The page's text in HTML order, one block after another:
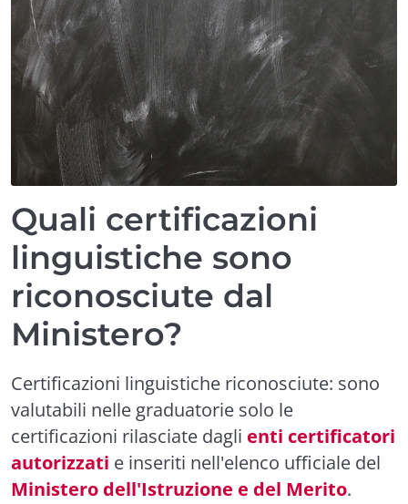
Quali certificazioni
linguistiche sono
riconosciute dal
Ministero?
Certificazioni linguistiche riconosciute: sono
valutabili nelle graduatorie solo le
certificazioni rilasciate dagli enti certificatori
autorizzati e inseriti nell'elenco ufficiale del
Ministero dell'Istruzione e del Merito.